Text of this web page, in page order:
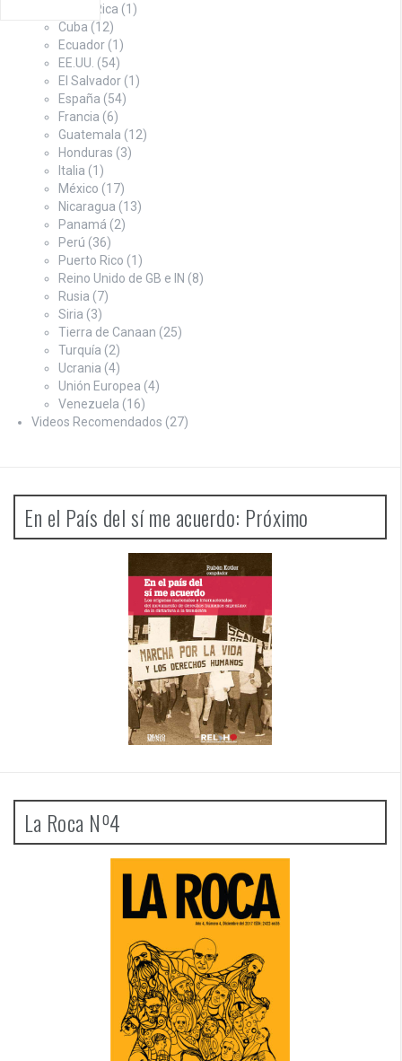
Costa Rica (1)
Cuba (12)
Ecuador (1)
EE.UU. (54)
El Salvador (1)
España (54)
Francia (6)
Guatemala (12)
Honduras (3)
Italia (1)
México (17)
Nicaragua (13)
Panamá (2)
Perú (36)
Puerto Rico (1)
Reino Unido de GB e IN (8)
Rusia (7)
Siria (3)
Tierra de Canaan (25)
Turquía (2)
Ucrania (4)
Unión Europea (4)
Venezuela (16)
Videos Recomendados (27)
En el País del sí me acuerdo: Próximo
La Roca Nº4